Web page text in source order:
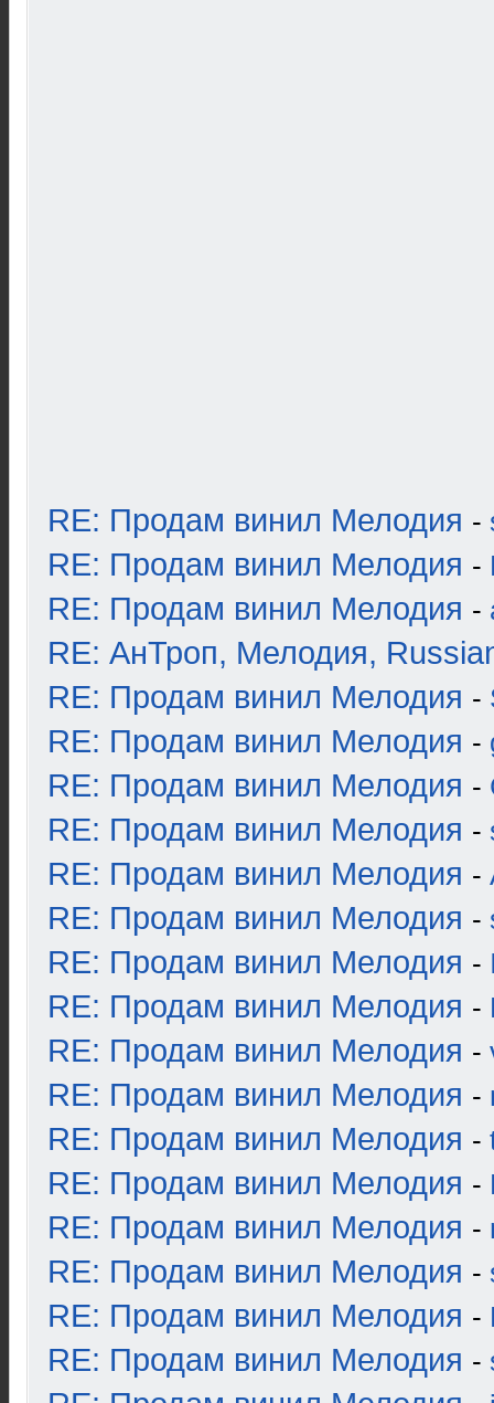
RE: Продам винил Мелодия -
RE: Продам винил Мелодия -
RE: Продам винил Мелодия -
RE: АнТроп, Мелодия,
RE: Продам винил Мелодия -
RE: Продам винил Мелодия -
RE: Продам винил Мелодия -
RE: Продам винил Мелодия -
RE: Продам винил Мелодия -
RE: Продам винил Мелодия -
RE: Продам винил Мелодия -
RE: Продам винил Мелодия -
RE: Продам винил Мелодия -
RE: Продам винил Мелодия -
RE: Продам винил Мелодия -
RE: Продам винил Мелодия -
RE: Продам винил Мелодия -
RE: Продам винил Мелодия -
RE: Продам винил Мелодия -
RE: Продам винил Мелодия -